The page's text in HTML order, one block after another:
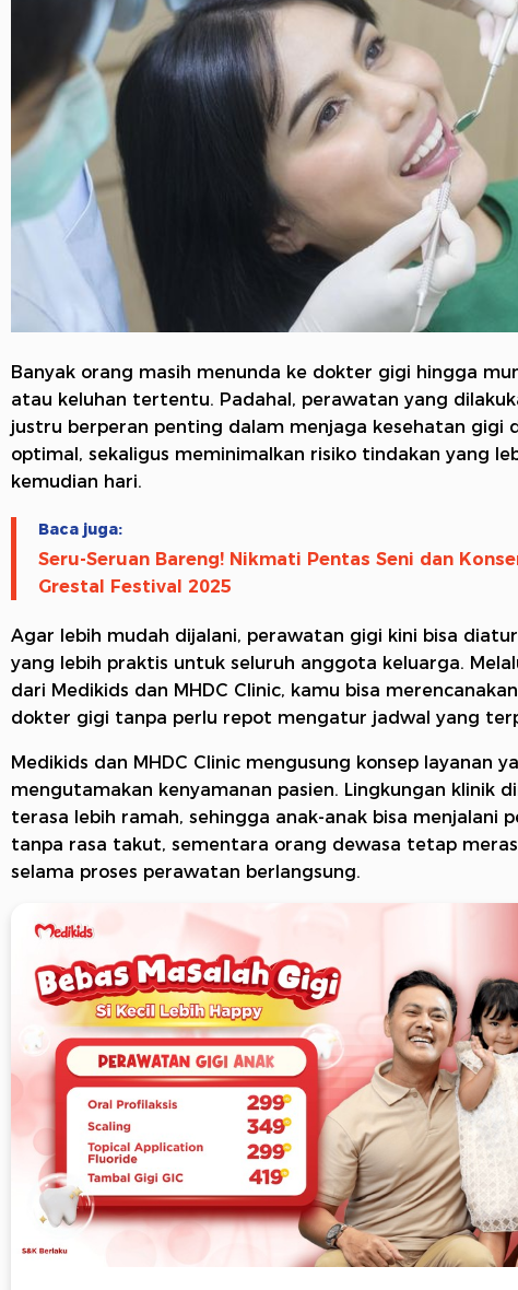
Banyak orang masih menunda ke dokter gigi hingga
atau keluhan tertentu. Padahal, perawatan yang
justru berperan penting dalam menjaga kesehatan gigi
optimal, sekaligus meminimalkan risiko tindakan yang
kemudian hari.
Baca juga:
Seru-Seruan Bareng! Nikmati Pentas Seni dan
Grestal Festival 2025
Agar lebih mudah dijalani, perawatan gigi kini bisa
yang lebih praktis untuk seluruh anggota keluarga.
dari Medikids dan MHDC Clinic, kamu bisa
dokter gigi tanpa perlu repot mengatur jadwal yang
Medikids dan MHDC Clinic mengusung konsep layanan
mengutamakan kenyamanan pasien. Lingkungan klinik
terasa lebih ramah, sehingga anak-anak bisa menjalani
tanpa rasa takut, sementara orang dewasa tetap
selama proses perawatan berlangsung.